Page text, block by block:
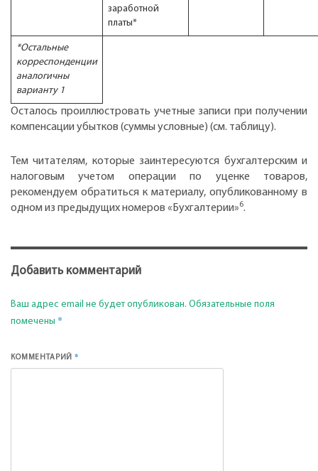
заработной
платы*
*Остальные
корреспонденции
аналогичны
варианту 1
Осталось проиллюстровать учетные записи при получении
компенсации убытков (суммы условные) (см. таблицу).
Тем читателям, которые заинтересуются бухгалтерским и
налоговым учетом операции по уценке товаров,
рекомендуем обратиться к материалу, опубликованному в
одном из предыдущих номеров «Бухгалтерии»6.
Добавить комментарий
Ваш адрес email не будет опубликован. Обязательные поля
помечены *
КОММЕНТАРИЙ*